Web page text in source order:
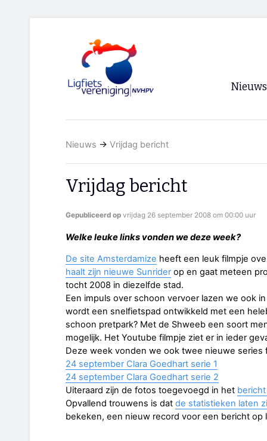
Nieuws
Nieuws → Vrijdag bericht
Vrijdag bericht
Gepubliceerd op vrijdag 26 september 2008 om 00:00 uur
Welke leuke links vonden we deze week?
De site Amsterdamize heeft een leuk filmpje
haalt zijn nieuwe Sunrider op en gaat meteen
tocht 2008 in diezelfde stad.
Een impuls over schoon vervoer lazen we ook
wordt een snelfietspad ontwikkeld met een
schoon pretpark? Met de Shweeb een soort
mogelijk. Het Youtube filmpje ziet er in ieder
Deze week vonden we ook twee nieuwe series
24 september Clara Goedhart serie 1
24 september Clara Goedhart serie 2
Uiteraard zijn de fotos toegevoegd in het
Opvallend trouwens is dat de statistieken laten
bekeken, een nieuw record voor een bericht op